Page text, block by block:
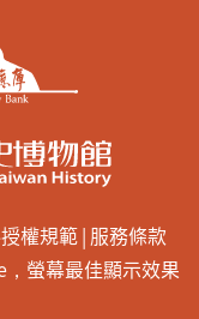
權規範 服務條款
螢幕最佳顯示效果